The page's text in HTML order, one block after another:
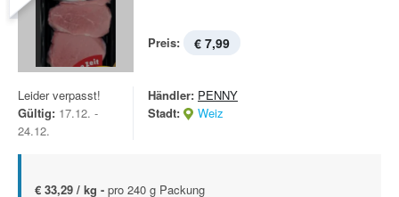
Preis: € 7,99
Leider verpasst!
Gültig: 17.12. -
24.12.
Händler: PENNY
Stadt:
Weiz
€ 33,29 / kg - pro 240 g Packung